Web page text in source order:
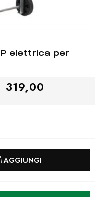
elettrica per
319,00
AGGIUNGI